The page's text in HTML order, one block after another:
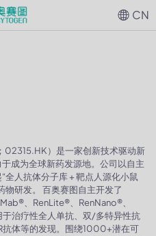
）是一家创新技术驱动新
成为全球新药发源地。公司以自主
全人抗体分子库 + 靶点人源化小鼠
物研发。 百奥赛图自主开发了
、RenLite®、RenNano®、
治疗性全人单抗、双/多特异性抗
抗体等的发现。围绕1000+潜在可
CN